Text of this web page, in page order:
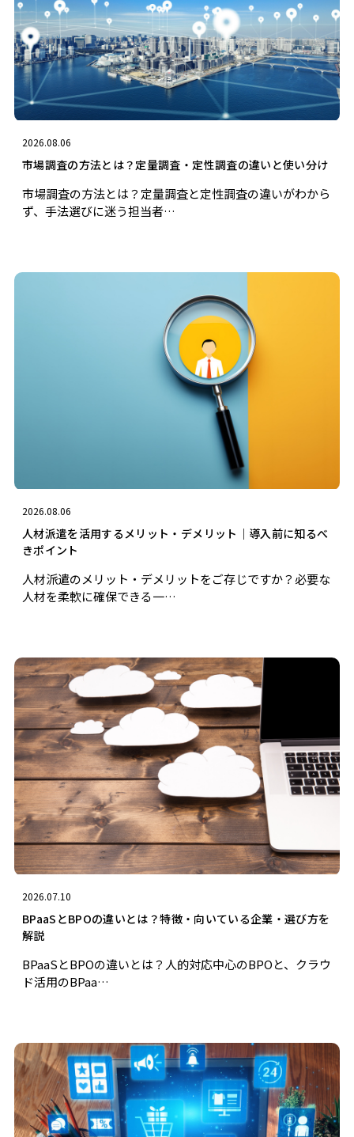
2026.08.06
市場調査の方法とは？定量調査・定性調査の違いと使い分け
市場調査の方法とは？定量調査と定性調査の違いがわから
ず、手法選びに迷う担当者…
2026.08.06
人材派遣を活用するメリット・デメリット｜導入前に知るべ
きポイント
人材派遣のメリット・デメリットをご存じですか？必要な
人材を柔軟に確保できる一…
2026.07.10
BPaaSとBPOの違いとは？特徴・向いている企業・選び方を
解説
BPaaSとBPOの違いとは？人的対応中心のBPOと、クラウ
ド活用のBPaa…